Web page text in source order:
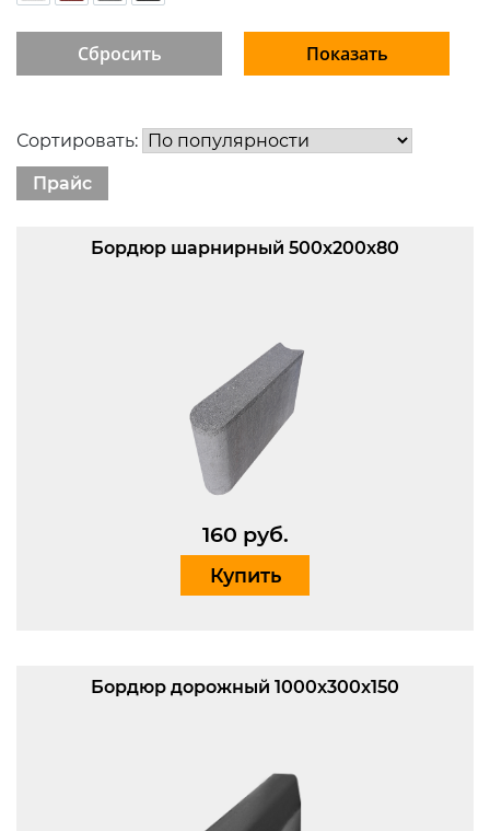
Сортировать:
Прайс
Бордюр шарнирный 500x200x80
160 руб.
Купить
Бордюр дорожный 1000x300x150